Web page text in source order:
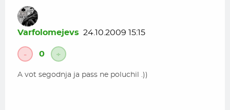
Varfolomejevs 24.10.2009 15:15
- 0 +
A vot segodnja ja pass ne poluchil .))